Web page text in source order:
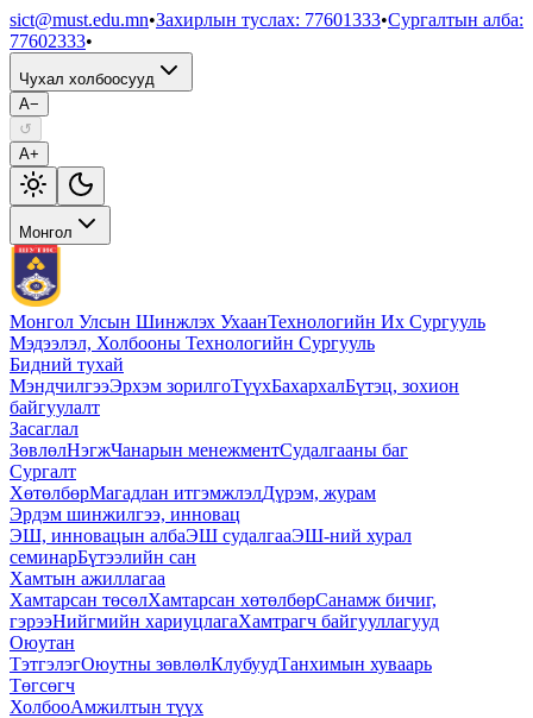
sict@must.edu.mn•Захирлын туслах: 77601333•Сургалтын алба:
77602333•
Чухал холбоосууд
A−
↺
A+
Монгол
Монгол Улсын Шинжлэх УхаанТехнологийн Их Сургууль
Мэдээлэл, Холбооны Технологийн Сургууль
Бидний тухай
МэндчилгээЭрхэм зорилгоТүүхБахархалБүтэц, зохион
байгуулалт
Засаглал
ЗөвлөлНэгжЧанарын менежментСудалгааны баг
Сургалт
ХөтөлбөрМагадлан итгэмжлэлДүрэм, журам
Эрдэм шинжилгээ, инновац
ЭШ, инновацын албаЭШ судалгааЭШ-ний хурал
семинарБүтээлийн сан
Хамтын ажиллагаа
Хамтарсан төсөлХамтарсан хөтөлбөрСанамж бичиг,
гэрээНийгмийн хариуцлагаХамтрагч байгууллагууд
Оюутан
ТэтгэлэгОюутны зөвлөлКлубуудТанхимын хуваарь
Төгсөгч
ХолбооАмжилтын түүх